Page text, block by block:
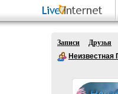
Записи Друзья
Неизвестная